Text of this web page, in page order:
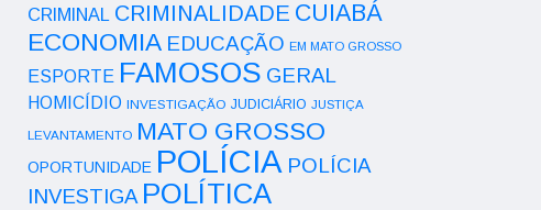
CRIMINAL CRIMINALIDADE CUIABÁ
ECONOMIA EDUCAÇÃO EM MATO GROSSO
ESPORTE FAMOSOS GERAL
HOMICÍDIO INVESTIGAÇÃO JUDICIÁRIO JUSTIÇA
LEVANTAMENTO MATO GROSSO
OPORTUNIDADE POLÍCIA POLÍCIA
INVESTIGA POLÍTICA